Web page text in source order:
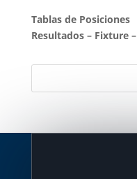
Tablas de Posiciones
Resultados– Fixture–